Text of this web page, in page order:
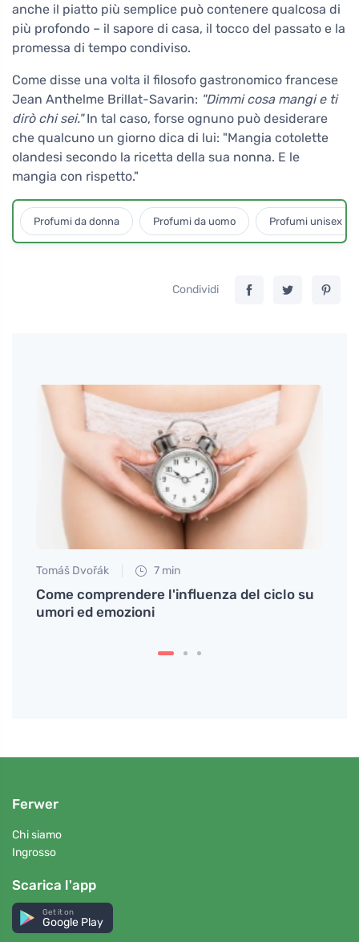
anche il piatto più semplice può contenere qualcosa di
più profondo – il sapore di casa, il tocco del passato e la
promessa di tempo condiviso.
Come disse una volta il filosofo gastronomico francese
Jean Anthelme Brillat-Savarin: "Dimmi cosa mangi e ti
dirò chi sei."In tal caso, forse ognuno può desiderare
che qualcuno un giorno dica di lui: "Mangia cotolette
olandesi secondo la ricetta della sua nonna. E le
mangia con rispetto."
Profumi da donna Profumi da uomo Profumi unisex
Condividi
Tomáš Dvořák 7 min
Come comprendere l'influenza del ciclo su
umori ed emozioni
Ferwer
Chi siamo
Ingrosso
Scarica l'app
Get it on
Google Play